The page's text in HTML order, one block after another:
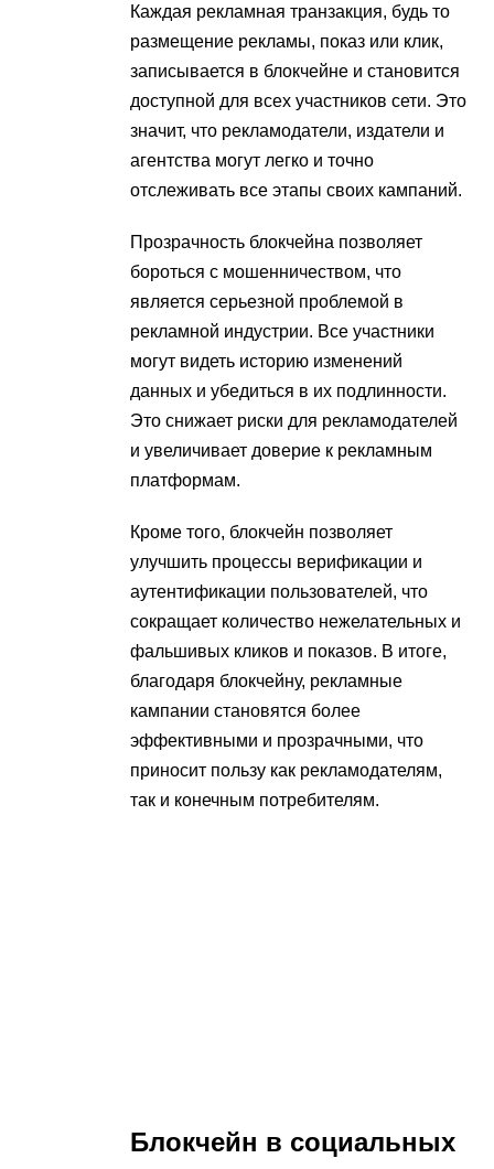
Каждая рекламная транзакция, будь то
размещение рекламы, показ или клик,
записывается в блокчейне и становится
доступной для всех участников сети. Это
значит, что рекламодатели, издатели и
агентства могут легко и точно
отслеживать все этапы своих кампаний.
Прозрачность блокчейна позволяет
бороться с мошенничеством, что
является серьезной проблемой в
рекламной индустрии. Все участники
могут видеть историю изменений
данных и убедиться в их подлинности.
Это снижает риски для рекламодателей
и увеличивает доверие к рекламным
платформам.
Кроме того, блокчейн позволяет
улучшить процессы верификации и
аутентификации пользователей, что
сокращает количество нежелательных и
фальшивых кликов и показов. В итоге,
благодаря блокчейну, рекламные
кампании становятся более
эффективными и прозрачными, что
приносит пользу как рекламодателям,
так и конечным потребителям.
Блокчейн в социальных